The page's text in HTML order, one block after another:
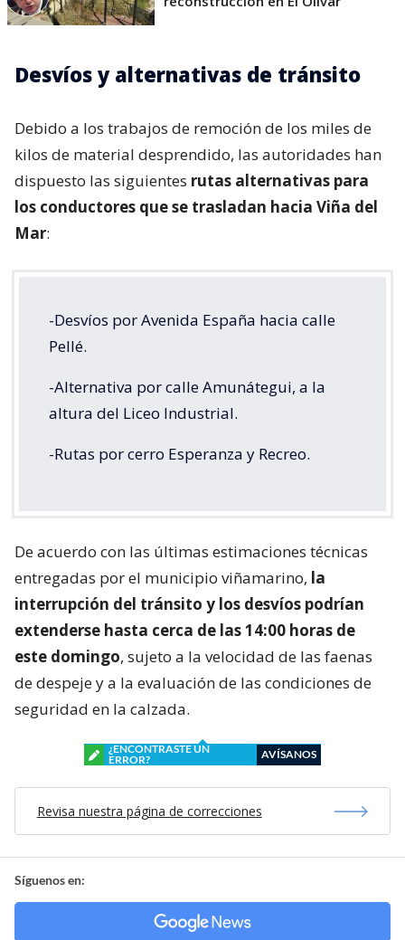
Desvíos y alternativas de tránsito
Debido a los trabajos de remoción de los miles de
kilos de material desprendido, las autoridades han
dispuesto las siguientes rutas alternativas para
los conductores que se trasladan hacia Viña del
Mar:
-Desvíos por Avenida España hacia calle
Pellé.
-Alternativa por calle Amunátegui, a la
altura del Liceo Industrial.
-Rutas por cerro Esperanza y Recreo.
De acuerdo con las últimas estimaciones técnicas
entregadas por el municipio viñamarino, la
interrupción del tránsito y los desvíos podrían
extenderse hasta cerca de las 14:00 horas de
este domingo, sujeto a la velocidad de las faenas
de despeje y a la evaluación de las condiciones de
seguridad en la calzada.
¿ENCONTRASTE UN
ERROR?
AVÍSANOS
Revisa nuestra página de correcciones
Síguenos en: